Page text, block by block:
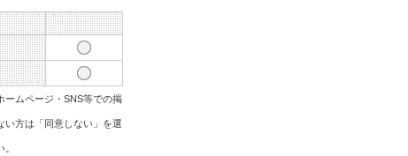
ームページ・SNS等での掲
い方は「同意しない」を選